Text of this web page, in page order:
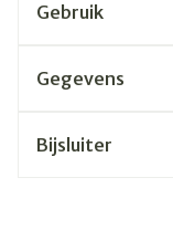
Gebruik
Gegevens
Bijsluiter